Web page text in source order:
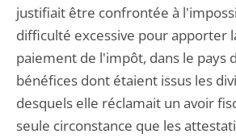
justifiait être confrontée à
difficulté excessive pour apporter
paiement de l'impôt, dans le pays
bénéfices dont étaient issus les
desquels elle réclamait un avoir
seule circonstance que les